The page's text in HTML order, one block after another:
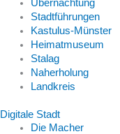
Übernachtung
Stadtführungen
Kastulus-Münster
Heimatmuseum
Stalag
Naherholung
Landkreis
Digitale Stadt
Die Macher